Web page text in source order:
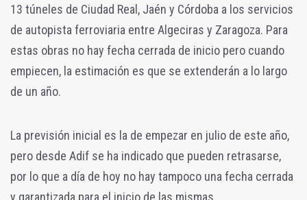
13 túneles de Ciudad Real, Jaén y Córdoba a los servicios
de autopista ferroviaria entre Algeciras y Zaragoza. Para
estas obras no hay fecha cerrada de inicio pero cuando
empiecen, la estimación es que se extenderán a lo largo
de un año.
La previsión inicial es la de empezar en julio de este año,
pero desde Adif se ha indicado que pueden retrasarse,
por lo que a día de hoy no hay tampoco una fecha cerrada
y garantizada para el inicio de las mismas.